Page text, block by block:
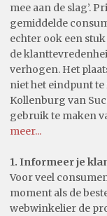
mee aan de slag’.
gemiddelde
echter ook een
de
verhogen. Het
niet het eindpunt
Kollenburg van
gebruik te maken
meer...
1. Informeer je
Voor veel
moment als de
webwinkelier de